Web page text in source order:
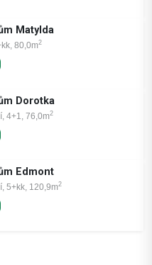
Matylda
80,0m2
Dorotka
4+1, 76,0m2
Edmont
5+kk, 120,9m2